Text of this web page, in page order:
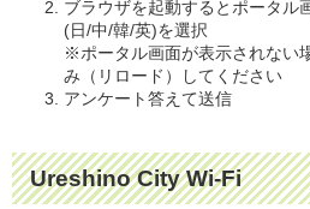
ブラウザを起動するとポータル
(日/中/韓/英)を選択
※ポータル画面が表示されない
み（リロード）してください
アンケート答えて送信
Ureshino City Wi-Fi